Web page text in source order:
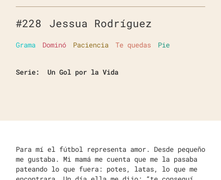
#228 Jessua Rodríguez
Grama Dominó Paciencia Te quedas Pie
Serie: Un Gol por la Vida
Para mí el fútbol representa amor. Desde pequeño
me gustaba. Mi mamá me cuenta que me la pasaba
pateando lo que fuera: potes, latas, lo que me